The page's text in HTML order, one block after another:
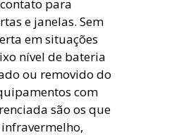
para
e janelas. Sem
em situações
nível de bateria
ou removido do
com
são os que